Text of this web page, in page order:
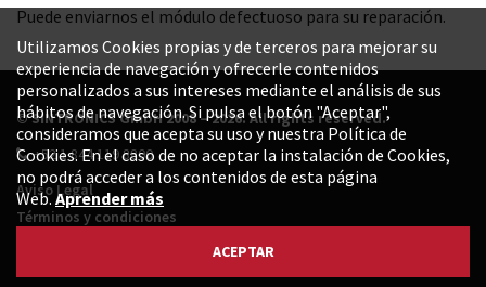
Puede enviarnos el módulo defectuoso para su reparación.
© SINTRONICS GmbH 2008 – 2026. All rights reserved.
+52 1 844 119 8800
Aviso Legal
Términos y condiciones
Utilizamos Cookies propias y de terceros para mejorar su
experiencia de navegación y ofrecerle contenidos
personalizados a sus intereses mediante el análisis de sus
hábitos de navegación. Si pulsa el botón "Aceptar",
consideramos que acepta su uso y nuestra Política de
Cookies. En el caso de no aceptar la instalación de Cookies,
no podrá acceder a los contenidos de esta página
Web.Aprender más
ACEPTAR